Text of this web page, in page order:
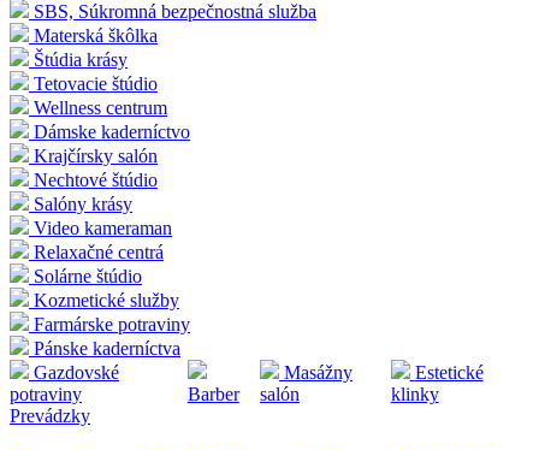
SBS, Súkromná bezpečnostná služba
Materská škôlka
Štúdia krásy
Tetovacie štúdio
Wellness centrum
Dámske kaderníctvo
Krajčírsky salón
Nechtové štúdio
Salóny krásy
Video kameraman
Relaxačné centrá
Solárne štúdio
Kozmetické služby
Farmárske potraviny
Pánske kaderníctva
Gazdovské
potraviny
Barber
Masážny
salón
Estetické
klinky
Prevádzky